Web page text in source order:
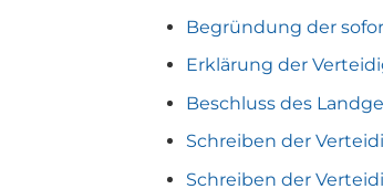
Begründung der
Erklärung der
Beschluss des
Schreiben der
Schreiben der